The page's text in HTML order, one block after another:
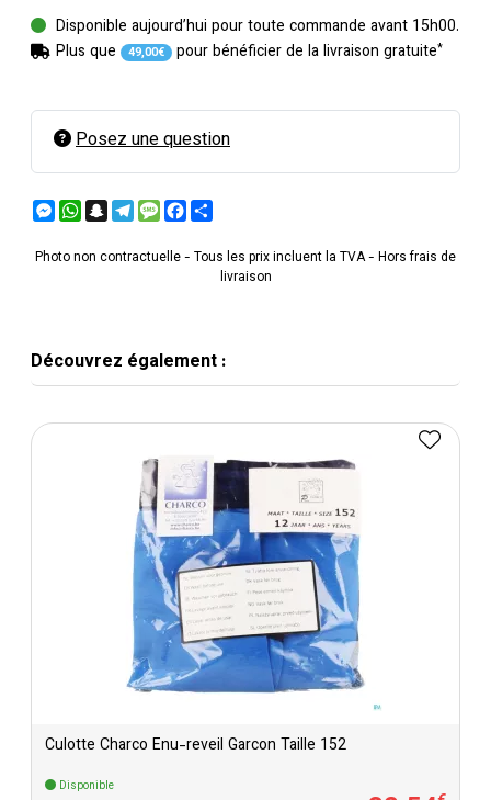
Disponible aujourd’hui pour toute commande avant 15h00.
Plus que
49,00€ pour bénéficier de la livraison gratuite*
Posez une question
Messenger
WhatsApp
Snapchat
Telegram
MessageFacebook
Photo non contractuelle - Tous les prix incluent la TVA - Hors frais de
livraison
Découvrez également :
Culotte Charco Enu-reveil Garcon Taille 152
Disponible